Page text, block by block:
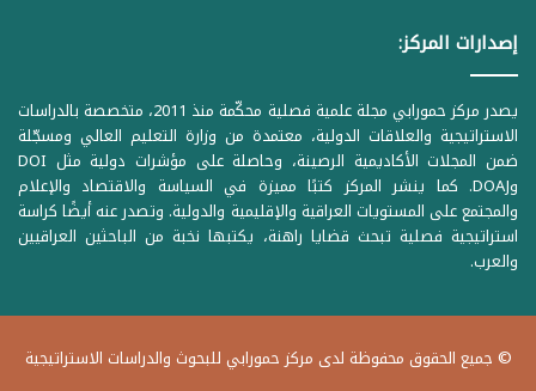
إصدارات المركز:
يصدر مركز حمورابي مجلة علمية فصلية محكّمة منذ 2011، متخصصة بالدراسات
الاستراتيجية والعلاقات الدولية، معتمدة من وزارة التعليم العالي ومسجّلة
ضمن المجلات الأكاديمية الرصينة، وحاصلة على مؤشرات دولية مثل DOI
وDOAJ. كما ينشر المركز كتبًا مميزة في السياسة والاقتصاد والإعلام
والمجتمع على المستويات العراقية والإقليمية والدولية. وتصدر عنه أيضًا كراسة
استراتيجية فصلية تبحث قضايا راهنة، يكتبها نخبة من الباحثين العراقيين
والعرب.
© جميع الحقوق محفوظة لدى مركز حمورابي للبحوث والدراسات الاستراتيجية